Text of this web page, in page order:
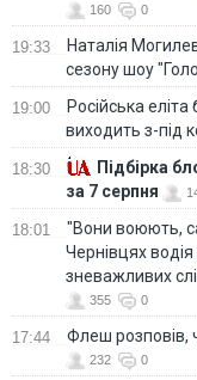
160 0
19:33
Наталія
сезону шоу
19:00
Російська
виходить з-під
18:30
Підбірка
за 7 серпня
18:01
"Вони воюють,
Чернівцях
зневажливих
355 0
17:44 Флеш розповів,
232 0